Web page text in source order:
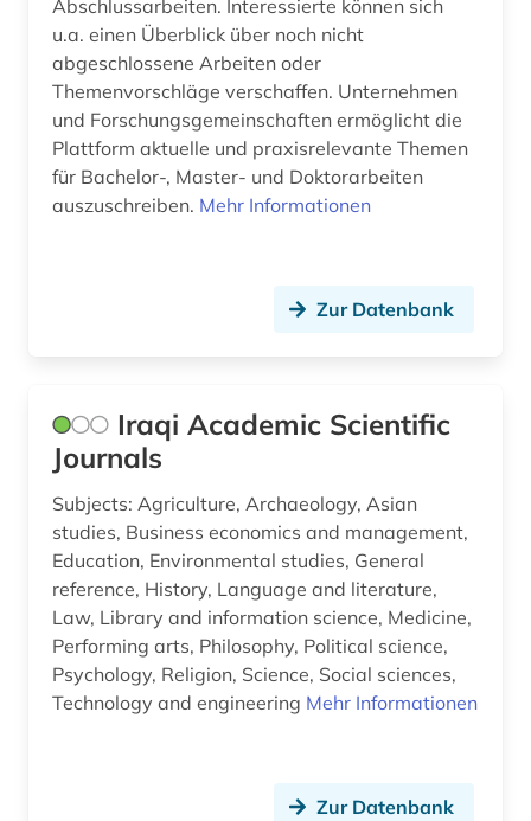
industrie (1)
information (1)
infrastruktur (1)
ingenieurwissenschaften (4)
investmentfond (1)
irak (1)
kanarische inseln (1)
kassel (1)
katalog (1)
kernphysik (1)
Abschlussarbeiten. Interessierte können sich
u.a. einen Überblick über noch nicht
abgeschlossene Arbeiten oder
Themenvorschläge verschaffen. Unternehmen
und Forschungsgemeinschaften ermöglicht die
Plattform aktuelle und praxisrelevante Themen
für Bachelor-, Master- und Doktorarbeiten
auszuschreiben. Mehr Informationen
Zur Datenbank
Iraqi Academic Scientific
Journals
Subjects: Agriculture, Archaeology, Asian
studies, Business economics and management,
Education, Environmental studies, General
reference, History, Language and literature,
Law, Library and information science, Medicine,
Performing arts, Philosophy, Political science,
Psychology, Religion, Science, Social sciences,
Technology and engineering Mehr Informationen
Zur Datenbank